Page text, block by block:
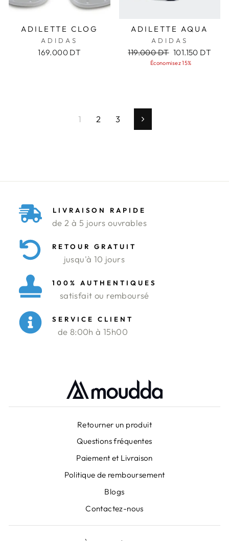
ADILETTE CLOG
ADIDAS
169.000 DT
ADILETTE AQUA
ADIDAS
Prix
régulier
119.000 DT Prix
réduit
101.150 DT
Économisez 15%
1 2 3 Suivant
LIVRAISON RAPIDE
de 2 à 5 jours ouvrables
RETOUR GRATUIT
jusqu'à 10 jours
100% AUTHENTIQUES
satisfait ou remboursé
SERVICE CLIENT
de 8:00h à 15h00
Retourner un produit
Questions fréquentes
Paiement et Livraison
Politique de remboursement
Blogs
Contactez-nous